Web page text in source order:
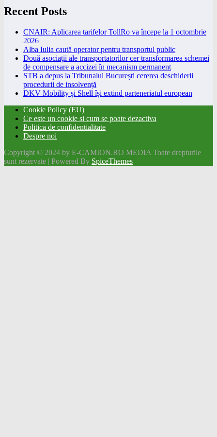
Recent Posts
CNAIR: Aplicarea tarifelor TollRo va începe la 1 octombrie
2026
Alba Iulia caută operator pentru transportul public
Două asociații ale transportatorilor cer transformarea schemei
de compensare a accizei în mecanism permanent
STB a depus la Tribunalul București cererea deschiderii
procedurii de insolvență
DKV Mobility și Shell își extind parteneriatul european
Cookie Policy (EU)
Ce este un cookie si cum se poate dezactiva
Politica de confidentialitate
Despre noi
Copyright © 2024 by E-CAMION.RO MEDIA Toate drepturile
sunt rezervate | Powered By SpiceThemes